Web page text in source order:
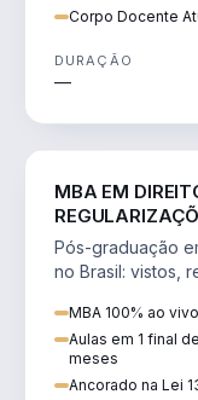
Corpo Docente
DURAÇÃO
—
MBA EM
Pós-graduação
no Brasil: vistos,
MBA 100% ao
Aulas em 1 final
meses
Ancorado na Lei